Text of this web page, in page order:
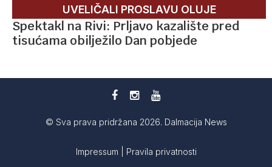
UVELIČALI PROSLAVU OLUJE
Spektakl na Rivi: Prljavo kazalište pred
tisućama obilježilo Dan pobjede
© Sva prava pridržana 2026. Dalmacija News
Impressum Pravila privatnosti